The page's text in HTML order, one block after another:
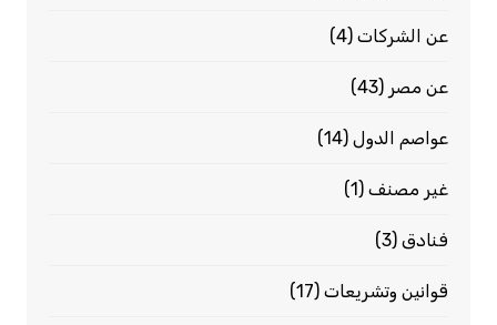
عن الشركات(4)
عن مصر (43)
عواصم الدول(14)
غير مصنف(1)
فنادق(3)
قوانين وتشريعات(17)